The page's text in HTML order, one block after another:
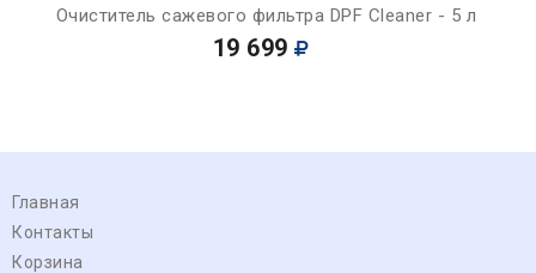
Очиститель сажевого фильтра DPF Cleaner - 5 л
19 699
Главная
Контакты
Корзина